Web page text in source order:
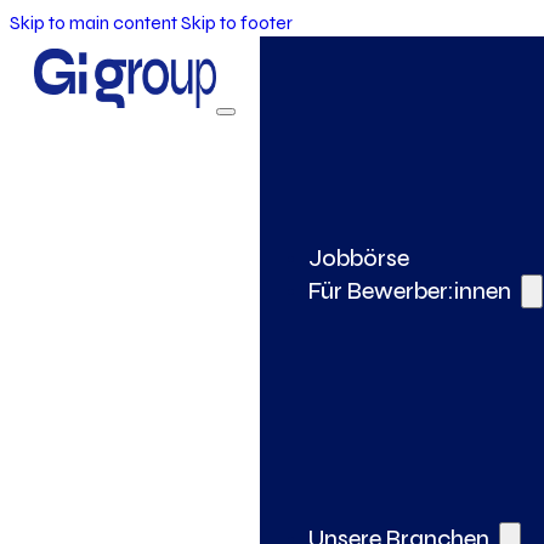
Skip to main contentSkip to footer
Jobbörse
Für Bewerber:innen